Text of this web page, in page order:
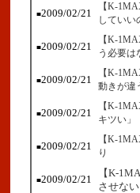
■2009/02/21
【K-
していい
■2009/02/21
【K-
う必要は
■2009/02/21
【K-
動きが違
■2009/02/21
【K-
キツい」
■2009/02/21
【K-
り
■2009/02/21
【K-
させな